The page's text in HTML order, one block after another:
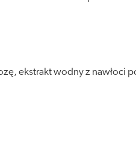
ekstrakt wodny z nawłoci